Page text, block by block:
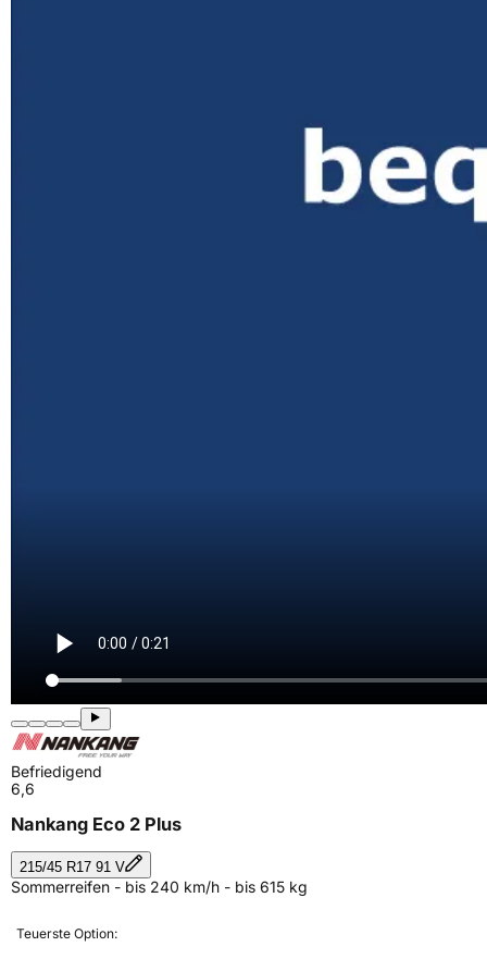
Befriedigend
6,6
Nankang Eco 2 Plus
215/45 R17 91 V
Sommerreifen - bis 240 km/h - bis 615 kg
Teuerste Option: